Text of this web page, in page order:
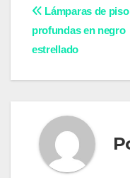
de
entradas
Lámparas de piso
profundas en negro
estrellado